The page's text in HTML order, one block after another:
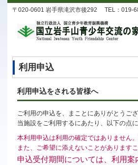
〒020-0601 岩手県滝沢市後292 TEL：019-
利用申込
利用申込をされる皆様へ
ご利用の申込を、まことにありがとうござ
当施設をご利用するにあたり、以下の点
本利用申込は利用の確定ではありません
また、ご希望に添えないことがあります
申込受付期間については、利用案